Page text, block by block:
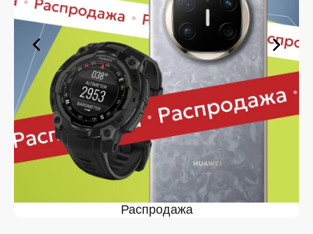
Ассортимент Samsung Galaxy
Buds 3 в магазине iSpace в
Железногорске
На нашей торговой платформе представлен широкий
выбор продукции. Среди ассортимента, как новинки
рынка, так и проверенные временем модели. Каждый
продукт в каталоге соответствует стандартам
качества. Вы можете выбрать и заказать Samsung
Galaxy Buds 3 в Железногорске в удобной
конфигурации и с доступной ценой.
Мы постоянно обновляем ассортимент, отслеживаем
наличие, поддерживаем актуальность информации,
касающейся цен и наличия. Благодаря этому клиенты
Распродажа